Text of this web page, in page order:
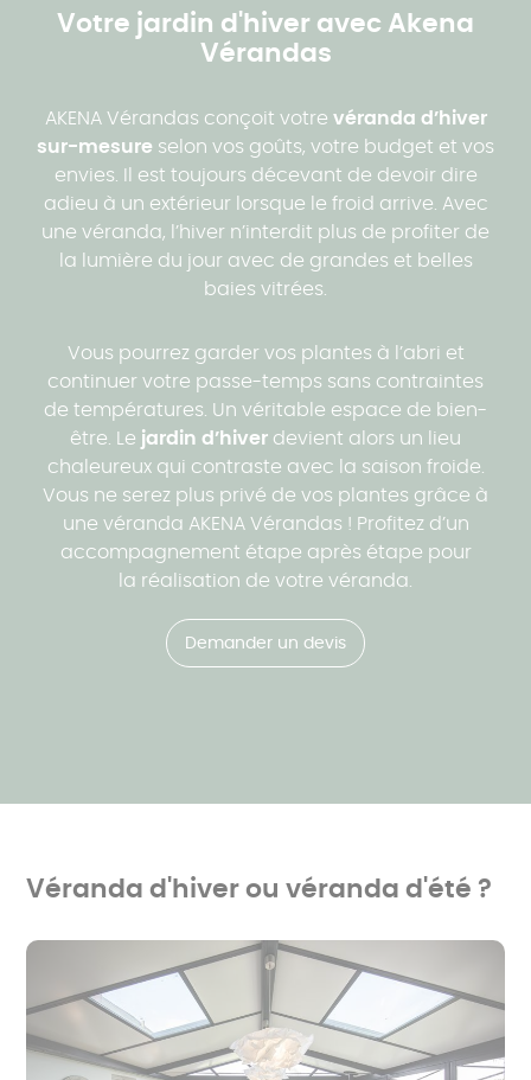
Votre jardin d'hiver avec Akena
Vérandas
AKENA Vérandas conçoit votre véranda d’hiver
sur-mesure selon vos goûts, votre budget et vos
envies. Il est toujours décevant de devoir dire
adieu à un extérieur lorsque le froid arrive. Avec
une véranda, l’hiver n’interdit plus de profiter de
la lumière du jour avec de grandes et belles
baies vitrées.
Vous pourrez garder vos plantes à l’abri et
continuer votre passe-temps sans contraintes
de températures. Un véritable espace de bien-
être. Le jardin d’hiver devient alors un lieu
chaleureux qui contraste avec la saison froide.
Vous ne serez plus privé de vos plantes grâce à
une véranda AKENA Vérandas ! Profitez d’un
accompagnement étape après étape pour
la réalisation de votre véranda.
Demander un devis
Véranda d'hiver ou véranda d'été ?